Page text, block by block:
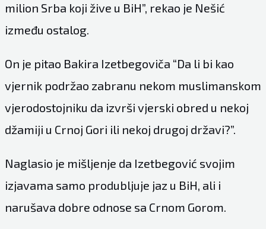
milion Srba koji žive u BiH”, rekao je Nešić
između ostalog.
On je pitao Bakira Izetbegoviča “Da li bi kao
vjernik podržao zabranu nekom muslimanskom
vjerodostojniku da izvrši vjerski obred u nekoj
džamiji u Crnoj Gori ili nekoj drugoj državi?”.
Naglasio je mišljenje da Izetbegović svojim
izjavama samo produbljuje jaz u BiH, ali i
narušava dobre odnose sa Crnom Gorom.